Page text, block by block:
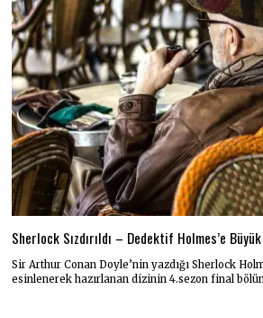
Sherlock Sızdırıldı – Dedektif Holmes’e
Sir Arthur Conan Doyle’nin yazdığı Sherlock
esinlenerek hazırlanan dizinin 4.sezon final